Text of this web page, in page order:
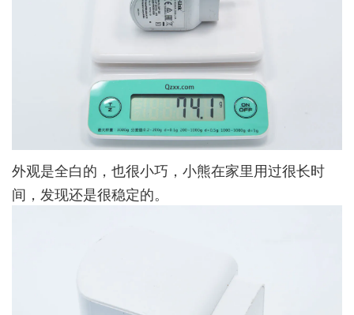
外观是全白的，也很小巧，小熊在家里用过很长时
间，发现还是很稳定的。